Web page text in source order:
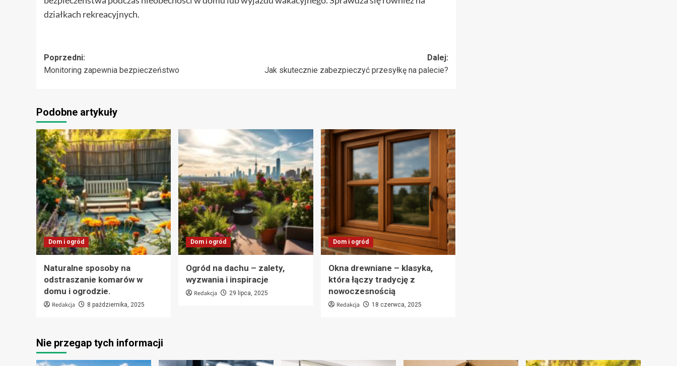
działkach rekreacyjnych.
Zobacz
wpisy
Poprzedni:
Monitoring zapewnia bezpieczeństwo
Dalej:
Jak skutecznie zabezpieczyć przesyłkę na palecie?
Podobne artykuły
Dom i ogród
Naturalne sposoby na
odstraszanie komarów w
domu i ogrodzie.
Redakcja 8 października, 2025
Dom i ogród
Ogród na dachu – zalety,
wyzwania i inspiracje
Redakcja 29 lipca, 2025
Dom i ogród
Okna drewniane – klasyka,
która łączy tradycję z
nowoczesnością
Redakcja 18 czerwca, 2025
Nie przegap tych informacji